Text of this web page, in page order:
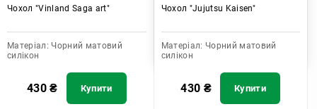
Чохол "Vinland Saga art"
Матеріал: Чорний матовий
силікон
430₴ Купити
Чохол "Jujutsu Kaisen"
Матеріал: Чорний матовий
силікон
430 ₴ Купити